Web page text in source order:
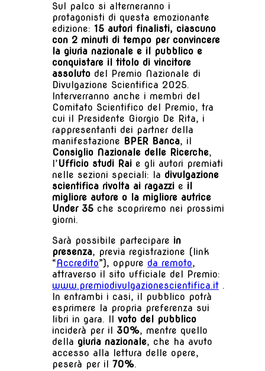
Sul palco si alterneranno i
protagonisti di questa emozionante
edizione: 15 autori finalisti, ciascuno
con 2 minuti di tempo per convincere
la giuria nazionale e il pubblico e
conquistare il titolo di vincitore
assoluto del Premio Nazionale di
Divulgazione Scientifica 2025.
Interverranno anche i membri del
Comitato Scientifico del Premio, tra
cui il Presidente Giorgio De Rita, i
rappresentanti dei partner della
manifestazione BPER Banca, il
Consiglio Nazionale delle Ricerche,
l’Ufficio studi Rai e gli autori premiati
nelle sezioni speciali: la divulgazione
scientifica rivolta ai ragazzi e il
migliore autore o la migliore autrice
Under 35 che scopriremo nei prossimi
giorni.
Sarà possibile partecipare in
presenza, previa registrazione (link
“Accredito”), oppure da remoto,
attraverso il sito ufficiale del Premio:
www.premiodivulgazionescientifica.it .
In entrambi i casi, il pubblico potrà
esprimere la propria preferenza sui
libri in gara. Il voto del pubblico
inciderà per il 30%, mentre quello
della giuria nazionale, che ha avuto
accesso alla lettura delle opere,
peserà per il 70%.